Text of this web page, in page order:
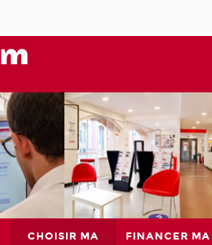
CHOISIR MA
FINANCER MA